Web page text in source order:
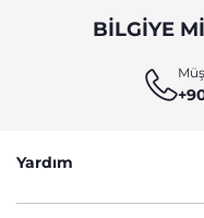
BILGIYE
Yardım